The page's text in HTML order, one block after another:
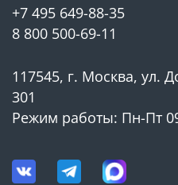
+7 495 649-88-35
8 800 500-69-11
117545, г. Москва, ул.
301
Режим работы: Пн-Пт